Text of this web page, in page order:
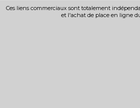
Ces liens commerciaux sont totalement
et l'achat de place en ligne